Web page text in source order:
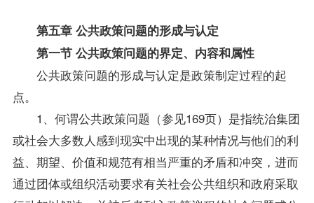
第五章 公共政策问题的形成与认定
第一节 公共政策问题的界定、内容和属性
公共政策问题的形成与认定是政策制定过程的起
点。
1、何谓公共政策问题（参见169页）是指统治集团
或社会大多数人感到现实中出现的某种情况与他们的利
益、期望、价值和规范有相当严重的矛盾和冲突，进而
通过团体或组织活动要求有关社会公共组织和政府采取